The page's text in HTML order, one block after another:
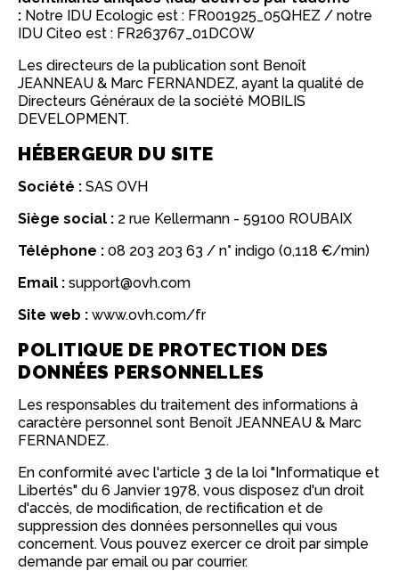
: Notre IDU Ecologic est : FR001925_05QHEZ / notre
IDU Citeo est : FR263767_01DCOW
Les directeurs de la publication sont Benoît
JEANNEAU & Marc FERNANDEZ, ayant la qualité de
Directeurs Généraux de la société MOBILIS
DEVELOPMENT.
HÉBERGEUR DU SITE
Société : SAS OVH
Siège social : 2 rue Kellermann - 59100 ROUBAIX
Téléphone : 08 203 203 63 / n° indigo (0,118 €/min)
Email : support@ovh.com
Site web : www.ovh.com/fr
POLITIQUE DE PROTECTION DES
DONNÉES PERSONNELLES
Les responsables du traitement des informations à
caractère personnel sont Benoît JEANNEAU & Marc
FERNANDEZ.
En conformité avec l'article 3 de la loi "Informatique et
Libertés" du 6 Janvier 1978, vous disposez d'un droit
d'accès, de modification, de rectification et de
suppression des données personnelles qui vous
concernent. Vous pouvez exercer ce droit par simple
demande par email ou par courrier.